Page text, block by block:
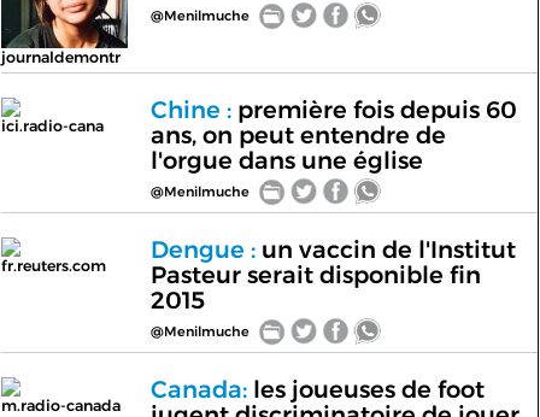
journaldemontr
@Menilmuche
ici.radio-cana
Chine :première fois depuis 60
ans, on peut entendre de
l'orgue dans une église
@Menilmuche
fr.reuters.com
Dengue :un vaccin de l'Institut
Pasteur serait disponible fin
2015
@Menilmuche
m.radio-canada
Canada:les joueuses de foot